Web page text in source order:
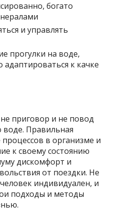
богато
и управлять
прогулки на воде,
адаптироваться к качке
приговор и не повод
воде. Правильная
в организме и
к своему состоянию
дискомфорт и
от поездки. Не
индивидуален, и
подходы и методы